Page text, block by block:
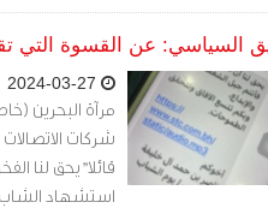
السياسي: عن القسوة التي
شركات
قائلا"يحق لنا
استشهاد الشاب حسين خليل